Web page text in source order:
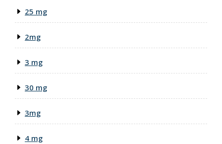
25 mg
2mg
3 mg
30 mg
3mg
4 mg